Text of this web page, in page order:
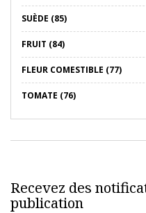
SUÈDE (85)
FRUIT (84)
FLEUR COMESTIBLE (77)
TOMATE (76)
Recevez des
publication